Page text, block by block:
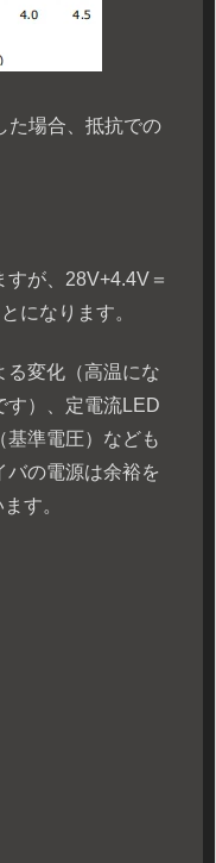
た場合、抵抗での
が、28V+4.4V＝
になります。
る変化（高温にな
す）、定電流LED
基準電圧）なども
バの電源は余裕を
す。